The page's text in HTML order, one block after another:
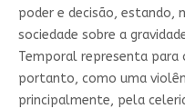
poder e decisão, estando,
sociedade sobre a
Temporal representa para
portanto, como uma
principalmente, pela